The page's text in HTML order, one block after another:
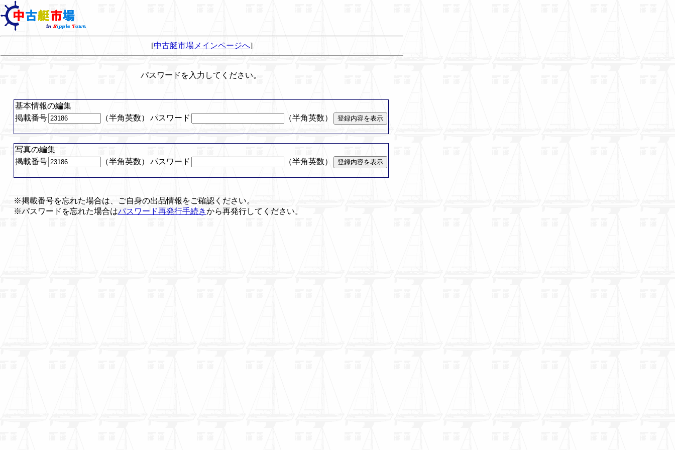
[中古艇市場メインページへ]
パスワードを入力してください。
基本情報の編集
掲載番号
（半角英数） パスワード （半角英数）
写真の編集
掲載番号
（半角英数） パスワード （半角英数）
※掲載番号を忘れた場合は、ご自身の出品情報をご確認ください。
※パスワードを忘れた場合はパスワード再発行手続きから再発行してください。